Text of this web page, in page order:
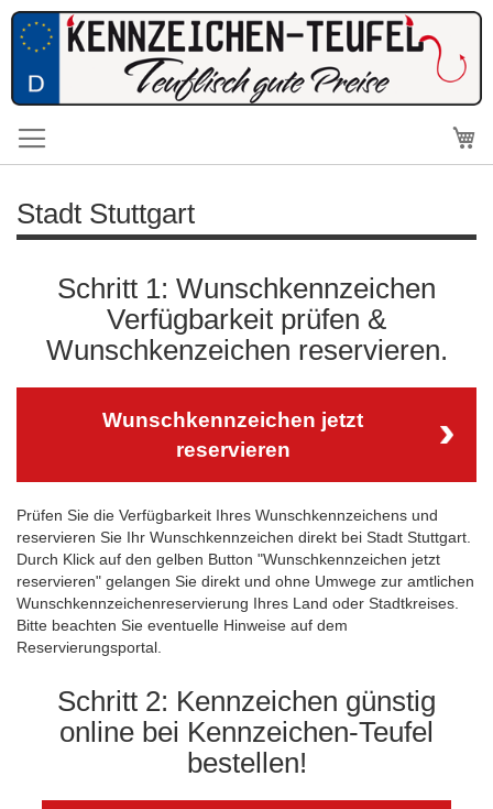
Stadt Stuttgart
Schritt 1: Wunschkennzeichen
Verfügbarkeit prüfen &
Wunschkenzeichen reservieren.
Wunschkennzeichen jetzt
reservieren
Prüfen Sie die Verfügbarkeit Ihres Wunschkennzeichens und
reservieren Sie Ihr Wunschkennzeichen direkt bei Stadt Stuttgart.
Durch Klick auf den gelben Button "Wunschkennzeichen jetzt
reservieren" gelangen Sie direkt und ohne Umwege zur amtlichen
Wunschkennzeichenreservierung Ihres Land oder Stadtkreises.
Bitte beachten Sie eventuelle Hinweise auf dem
Reservierungsportal.
Schritt 2: Kennzeichen günstig
online bei Kennzeichen-Teufel
bestellen!